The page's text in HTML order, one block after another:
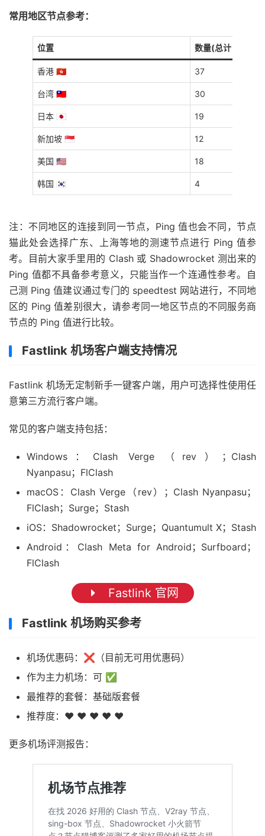
常用地区节点参考：
位置 数量(总计 120 个)
香港 🇭🇰 37
台湾 🇹🇼 30
日本 🇯🇵 19
新加坡 🇸🇬 12
美国 🇺🇸 18
韩国 🇰🇷 4
注：不同地区的连接到同一节点，Ping 值也会不同，节点
猫此处会选择广东、上海等地的测速节点进行 Ping 值参
考。目前大家手里用的 Clash 或 Shadowrocket 测出来的
Ping 值都不具备参考意义，只能当作一个连通性参考。自
己测 Ping 值建议通过专门的 speedtest 网站进行，不同地
区的 Ping 值差别很大，请参考同一地区节点的不同服务商
节点的 Ping 值进行比较。
Fastlink 机场客户端支持情况
Fastlink 机场无定制新手一键客户端，用户可选择性使用任
意第三方流行客户端。
常见的客户端支持包括：
Windows：Clash Verge （rev）；Clash
Nyanpasu；FlClash
macOS：Clash Verge（rev）；Clash Nyanpasu；
FlClash；Surge；Stash
iOS：Shadowrocket；Surge；Quantumult X；Stash
Android：Clash Meta for Android；Surfboard；
FlClash
Fastlink 官网
Fastlink 机场购买参考
机场优惠码：❌（目前无可用优惠码）
作为主力机场：可 ✅
最推荐的套餐：基础版套餐
推荐度：❤ ❤ ❤ ❤ ❤
更多机场评测报告：